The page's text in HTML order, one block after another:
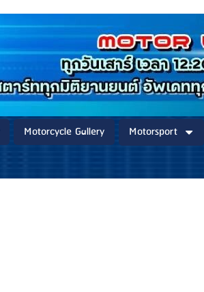
Motorcycle Gallery Motorsport